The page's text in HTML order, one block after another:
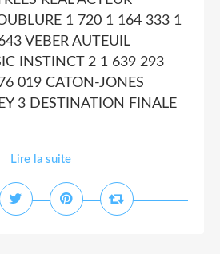
1 720 1 164 333 1
VEBER AUTEUIL
INSTINCT 2 1 639 293
019 CATON-JONES
3 DESTINATION FINALE
Lire la suite